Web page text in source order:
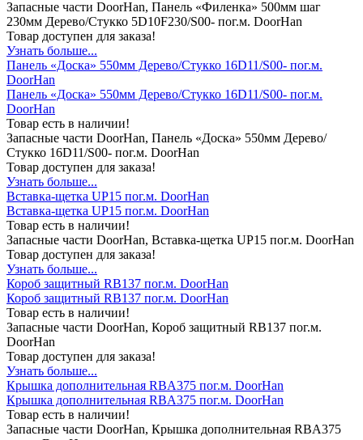
Запасные части DoorHan, Панель «Филенка» 500мм шаг
230мм Дерево/Стукко 5D10F230/S00- пог.м. DoorHan
Товар доступен для заказа!
Узнать больше...
Панель «Доска» 550мм Дерево/Стукко 16D11/S00- пог.м.
DoorHan
Панель «Доска» 550мм Дерево/Стукко 16D11/S00- пог.м.
DoorHan
Товар есть в наличии!
Запасные части DoorHan, Панель «Доска» 550мм Дерево/
Стукко 16D11/S00- пог.м. DoorHan
Товар доступен для заказа!
Узнать больше...
Вставка-щетка UP15 пог.м. DoorHan
Вставка-щетка UP15 пог.м. DoorHan
Товар есть в наличии!
Запасные части DoorHan, Вставка-щетка UP15 пог.м. DoorHan
Товар доступен для заказа!
Узнать больше...
Короб защитный RB137 пог.м. DoorHan
Короб защитный RB137 пог.м. DoorHan
Товар есть в наличии!
Запасные части DoorHan, Короб защитный RB137 пог.м.
DoorHan
Товар доступен для заказа!
Узнать больше...
Крышка дополнительная RBA375 пог.м. DoorHan
Крышка дополнительная RBA375 пог.м. DoorHan
Товар есть в наличии!
Запасные части DoorHan, Крышка дополнительная RBA375